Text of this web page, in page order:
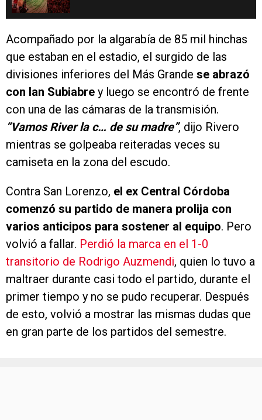
Acompañado por la algarabía de 85 mil hinchas
que estaban en el estadio, el surgido de las
divisiones inferiores del Más Grande se abrazó
con Ian Subiabre y luego se encontró de frente
con una de las cámaras de la transmisión.
“Vamos River la c… de su madre”, dijo Rivero
mientras se golpeaba reiteradas veces su
camiseta en la zona del escudo.
Contra San Lorenzo, el ex Central Córdoba
comenzó su partido de manera prolija con
varios anticipos para sostener al equipo. Pero
volvió a fallar. Perdió la marca en el 1-0
transitorio de Rodrigo Auzmendi, quien lo tuvo a
maltraer durante casi todo el partido, durante el
primer tiempo y no se pudo recuperar. Después
de esto, volvió a mostrar las mismas dudas que
en gran parte de los partidos del semestre.